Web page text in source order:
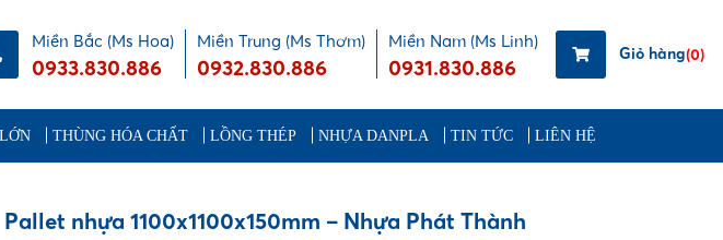
Miền Bắc (Ms Hoa)
0933.830.886
Miền Trung (Ms Thơm)
0932.830.886
Miền Nam (Ms Linh)
0931.830.886
Giỏ hàng(0)
THÙNG HÓA CHẤT LỒNG THÉP NHỰA DANPLA TIN TỨC LIÊN HỆ
Pallet nhựa 1100x1100x150mm – Nhựa Phát Thành